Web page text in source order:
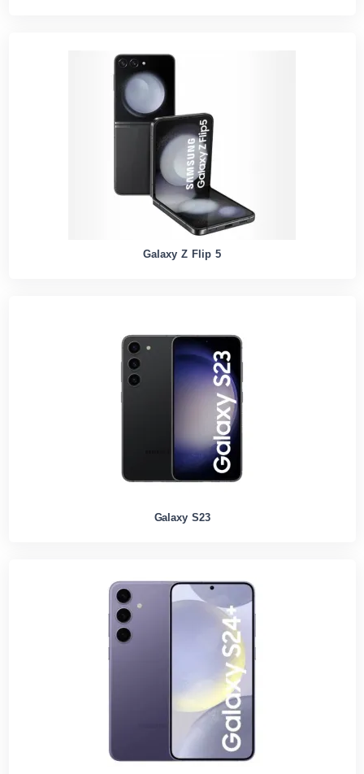
Galaxy Z Flip 5
Galaxy S23